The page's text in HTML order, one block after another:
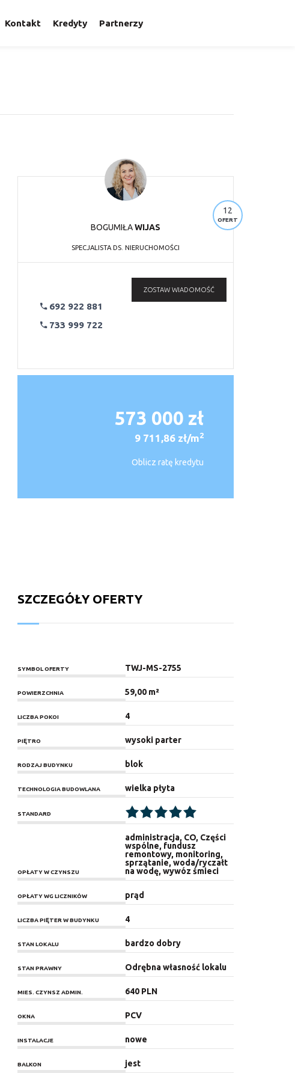
Kontakt Kredyty Partnerzy
12
OFERT
BOGUMIŁAWIJAS
SPECJALISTA DS. NIERUCHOMOŚCI
692 922 881
733 999 722
ZOSTAW WIADOMOŚĆ
573 000 zł
9 711,86 zł/m2
Oblicz ratę kredytu
SZCZEGÓŁY OFERTY
SYMBOL OFERTY TWJ-MS-2755
POWIERZCHNIA 59,00 m²
LICZBA POKOI 4
PIĘTRO wysoki parter
RODZAJ BUDYNKU blok
TECHNOLOGIA BUDOWLANA wielka płyta
STANDARD
OPŁATY W CZYNSZU
administracja, CO, Części
wspólne, fundusz
remontowy, monitoring,
sprzątanie, woda/ryczałt
na wodę, wywóz śmieci
OPŁATY WG LICZNIKÓW prąd
LICZBA PIĘTER W BUDYNKU 4
STAN LOKALU bardzo dobry
STAN PRAWNY Odrębna własność lokalu
MIES. CZYNSZ ADMIN. 640 PLN
OKNA PCV
INSTALACJE nowe
BALKON jest